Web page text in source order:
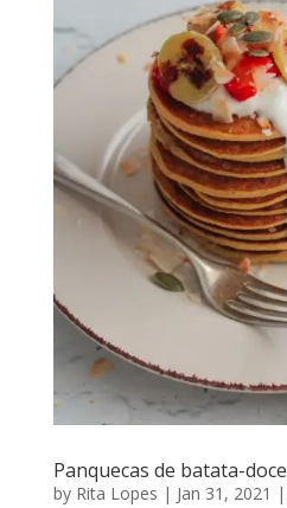
Panquecas de batata-doce
by Rita Lopes | Jan 31, 2021 |